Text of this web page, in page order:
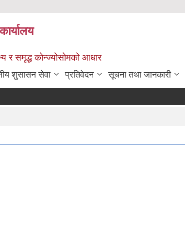
र समृद्ध कोन्ज्योसोमको आधार
शुसासन सेवा प्रतिवेदन सूचना तथा जानकारी